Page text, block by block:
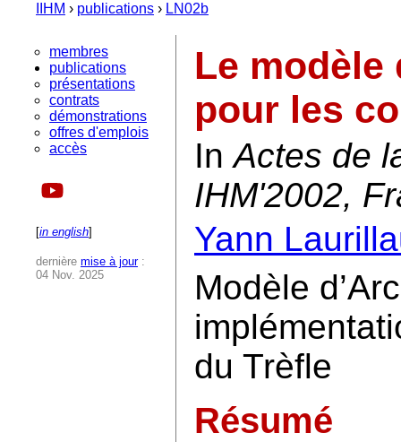
IIHM › publications › LN02b
membres
publications
présentations
contrats
démonstrations
offres d'emplois
accès
[in english]
dernière mise à jour:
04 Nov. 2025
Le modèle
pour les
InActes de
IHM'2002,
Yann
Modèle
du Trèfle
Résumé